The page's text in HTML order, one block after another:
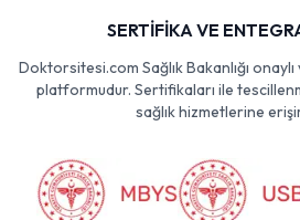
SERTİFİKA VE
Doktorsitesi.com Sağlık Bakanlığı
platformudur. Sertifikaları ile
sağlık hizmetlerine